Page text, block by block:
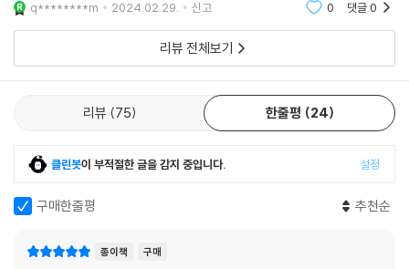
q********m 2024.02.29. 신고 0 댓글0
리뷰 전체보기
리뷰 75 한줄평 24
클린봇이 부적절한 글을 감지 중입니다. 설정
구매한줄평 추천순
종이책 구매